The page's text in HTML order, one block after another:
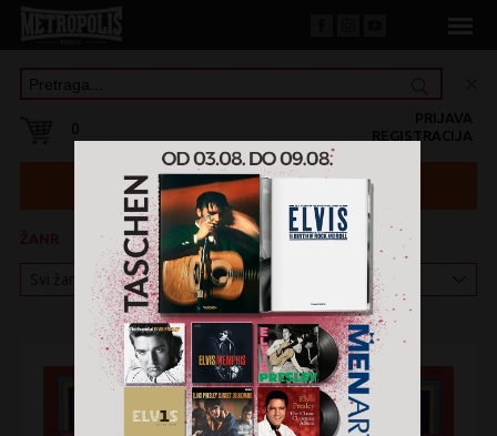
0 REGISTRACIJA
PRIJAVA
KATEGORIJA